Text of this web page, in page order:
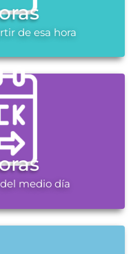
de esa hora
medio día